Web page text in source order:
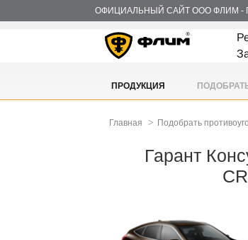
ОФИЦИАЛЬНЫЙ САЙТ ООО ФЛИМ -
ПРОДУКЦИЯ
Главная > Подобрать
Гарант